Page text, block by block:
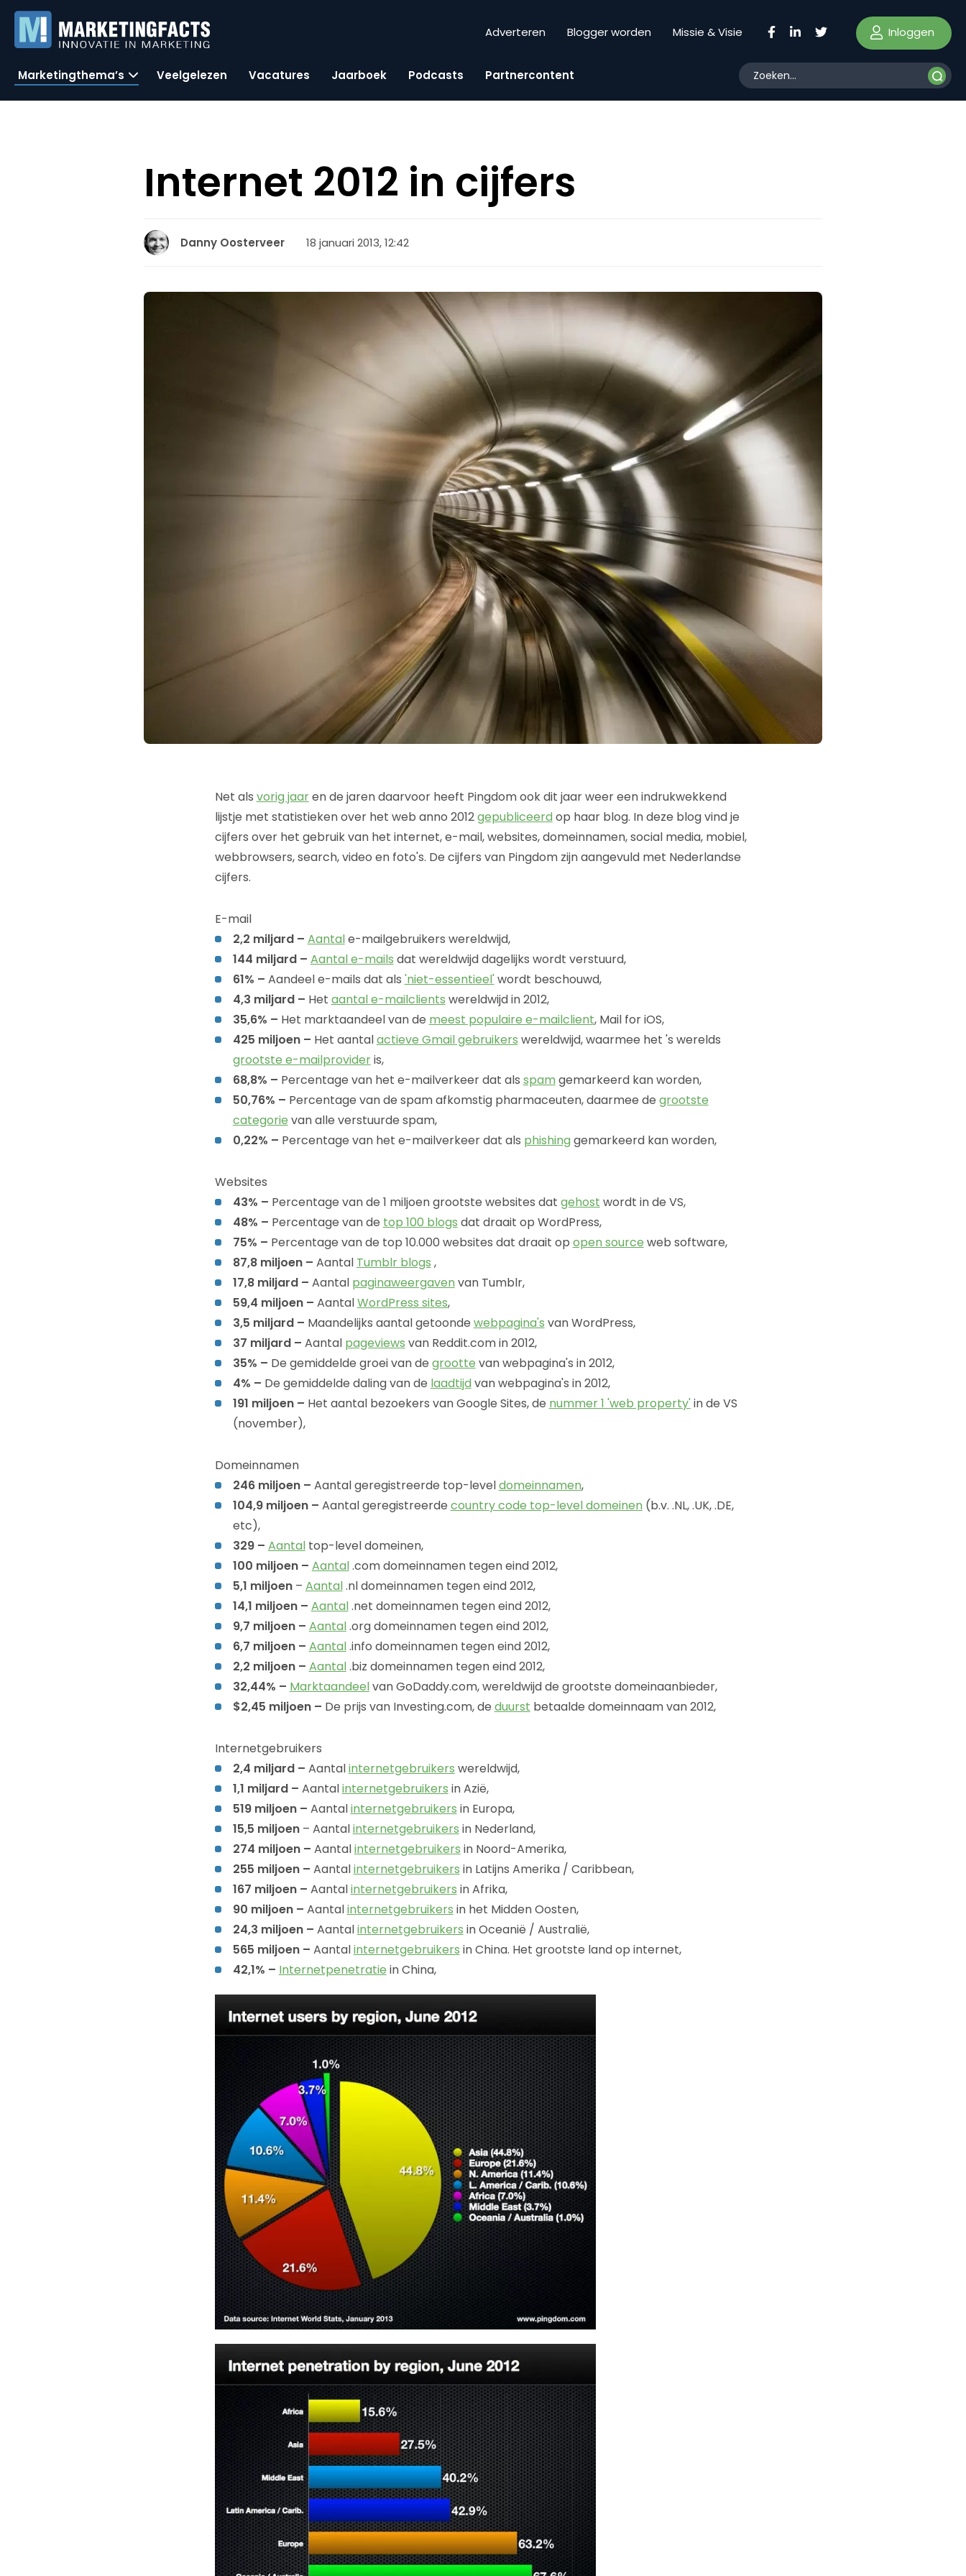
Adverteren Blogger worden Missie & Visie Inloggen
Marketingthema’s Veelgelezen Vacatures Jaarboek Podcasts Partnercontent
Internet 2012 in cijfers
Danny Oosterveer 18 januari 2013, 12:42
Net als vorig jaaren de jaren daarvoor heeft Pingdom ook dit jaar weer een indrukwekkend
lijstje met statistieken over het web anno 2012gepubliceerd op haar blog. In deze blog vind je
cijfers over het gebruik van het internet, e-mail, websites, domeinnamen, social media, mobiel,
webbrowsers, search, video en foto's. De cijfers van Pingdom zijn aangevuld met Nederlandse
cijfers.
E-mail
2,2 miljard – Aantale-mailgebruikers wereldwijd,
144 miljard – Aantal e-mails dat wereldwijd dagelijks wordt verstuurd,
61% – Aandeel e-mails dat als 'niet-essentieel'wordt beschouwd,
4,3 miljard – Het aantal e-mailclients wereldwijd in 2012,
35,6% – Het marktaandeel van de meest populaire e-mailclient, Mail for iOS,
425 miljoen – Het aantalactieve Gmail gebruikers wereldwijd, waarmee het 's werelds
grootste e-mailprovideris,
68,8% – Percentage van het e-mailverkeer dat als spam gemarkeerd kan worden,
50,76% – Percentage van de spam afkomstig pharmaceuten, daarmee de grootste
categorie van alle verstuurde spam,
0,22% – Percentage van het e-mailverkeer dat als phishing gemarkeerd kan worden,
Websites
43% – Percentage van de 1 miljoen grootste websites dat gehost wordt in de VS,
48% – Percentage van de top 100 blogs dat draait op WordPress,
75% – Percentage van de top 10.000 websites dat draait op open source web software,
87,8 miljoen – Aantal Tumblr blogs ,
17,8 miljard – Aantal paginaweergaven van Tumblr,
59,4 miljoen – AantalWordPress sites,
3,5 miljard – Maandelijks aantal getoonde webpagina's van WordPress,
37 miljard – Aantal pageviews van Reddit.com in 2012,
35% – De gemiddelde groei van de grootte van webpagina's in 2012,
4% – De gemiddelde daling van de laadtijd van webpagina's in 2012,
191 miljoen – Het aantal bezoekers van Google Sites, de nummer 1 'web property'in de VS
(november),
Domeinnamen
246 miljoen – Aantal geregistreerde top-leveldomeinnamen,
104,9 miljoen – Aantal geregistreerde country code top-level domeinen (b.v. .NL, .UK, .DE,
etc),
329 – Aantaltop-level domeinen,
100 miljoen – Aantal.com domeinnamen tegen eind 2012,
5,1 miljoen– Aantal.nl domeinnamen tegen eind 2012,
14,1 miljoen – Aantal.net domeinnamen tegen eind 2012,
9,7 miljoen – Aantal.org domeinnamen tegen eind 2012,
6,7 miljoen – Aantal.info domeinnamen tegen eind 2012,
2,2 miljoen – Aantal.biz domeinnamen tegen eind 2012,
32,44% – Marktaandeelvan GoDaddy.com, wereldwijd de grootste domeinaanbieder,
$2,45 miljoen – De prijs van Investing.com, de duurst betaalde domeinnaam van 2012,
Internetgebruikers
2,4 miljard – Aantalinternetgebruikers wereldwijd,
1,1 miljard – Aantalinternetgebruikers in Azië,
519 miljoen – Aantalinternetgebruikers in Europa,
15,5 miljoen – Aantalinternetgebruikers in Nederland,
274 miljoen – Aantalinternetgebruikers in Noord-Amerika,
255 miljoen – Aantalinternetgebruikers in Latijns Amerika / Caribbean,
167 miljoen – Aantalinternetgebruikers in Afrika,
90 miljoen – Aantalinternetgebruikers in het Midden Oosten,
24,3 miljoen – Aantalinternetgebruikers in Oceanië / Australië,
565 miljoen – Aantalinternetgebruikers in China. Het grootste land op internet,
42,1% – Internetpenetratie in China,